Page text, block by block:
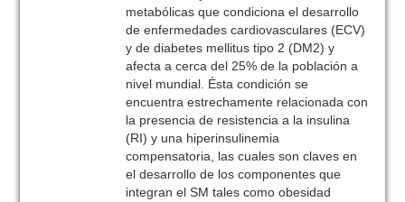
metabólicas que condiciona el desarrollo
de enfermedades cardiovasculares (ECV)
y de diabetes mellitus tipo 2 (DM2) y
afecta a cerca del 25% de la población a
nivel mundial. Ésta condición se
encuentra estrechamente relacionada con
la presencia de resistencia a la insulina
(RI) y una hiperinsulinemia
compensatoria, las cuales son claves en
el desarrollo de los componentes que
integran el SM tales como obesidad